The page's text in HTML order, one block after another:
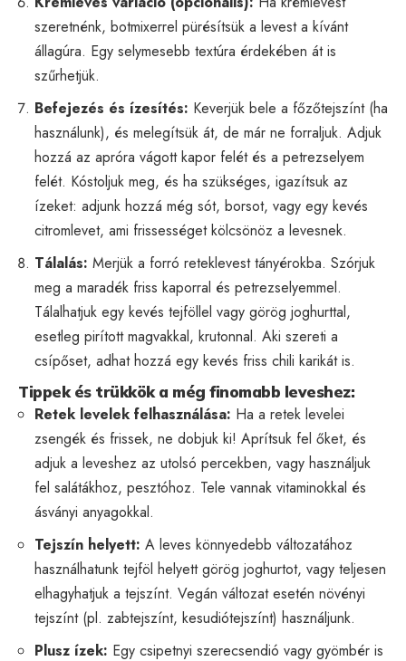
szeretnénk, botmixerrel pürésítsük a levest a kívánt
állagúra. Egy selymesebb textúra érdekében át is
szűrhetjük.
Befejezés és ízesítés: Keverjük bele a főzőtejszínt (ha
használunk), és melegítsük át, de már ne forraljuk. Adjuk
hozzá az apróra vágott kapor felét és a petrezselyem
felét. Kóstoljuk meg, és ha szükséges, igazítsuk az
ízeket: adjunk hozzá még sót, borsot, vagy egy kevés
citromlevet, ami frissességet kölcsönöz a levesnek.
Tálalás: Merjük a forró reteklevest tányérokba. Szórjuk
meg a maradék friss kaporral és petrezselyemmel.
Tálalhatjuk egy kevés tejföllel vagy görög joghurttal,
esetleg pirított magvakkal, krutonnal. Aki szereti a
csípőset, adhat hozzá egy kevés friss chili karikát is.
Tippek és trükkök a még finomabb leveshez:
Retek levelek felhasználása: Ha a retek levelei
zsengék és frissek, ne dobjuk ki! Aprítsuk fel őket, és
adjuk a leveshez az utolsó percekben, vagy használjuk
fel salátákhoz, pesztóhoz. Tele vannak vitaminokkal és
ásványi anyagokkal.
Tejszín helyett: A leves könnyedebb változatához
használhatunk tejföl helyett görög joghurtot, vagy teljesen
elhagyhatjuk a tejszínt. Vegán változat esetén növényi
tejszínt (pl. zabtejszínt, kesudiótejszínt) használjunk.
Plusz ízek: Egy csipetnyi szerecsendió vagy gyömbér is